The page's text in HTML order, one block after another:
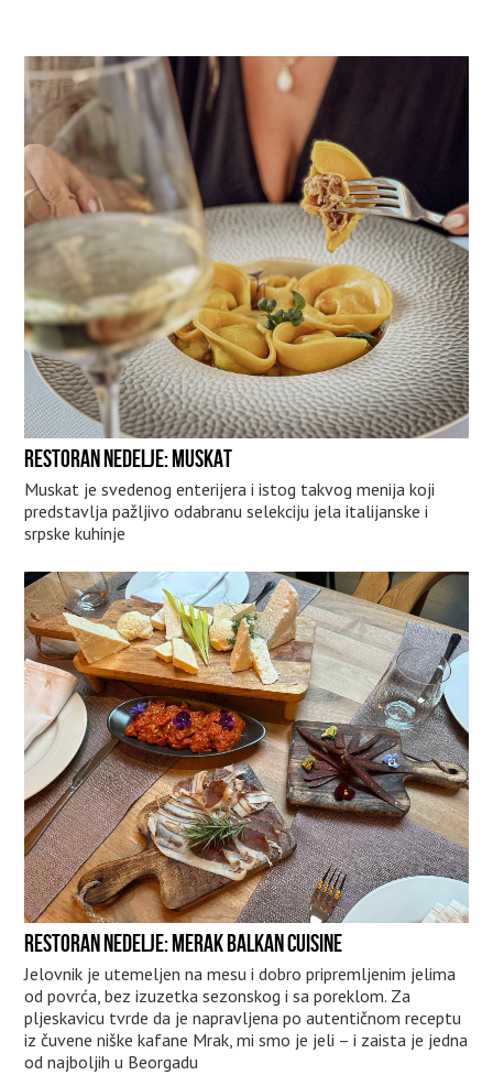
RESTORAN NEDELJE: MUSKAT
Muskat je svedenog enterijera i istog takvog menija koji
predstavlja pažljivo odabranu selekciju jela italijanske i
srpske kuhinje
RESTORAN NEDELJE: MERAK BALKAN CUISINE
Jelovnik je utemeljen na mesu i dobro pripremljenim jelima
od povrća, bez izuzetka sezonskog i sa poreklom. Za
pljeskavicu tvrde da je napravljena po autentičnom receptu
iz čuvene niške kafane Mrak, mi smo je jeli – i zaista je jedna
od najboljih u Beorgadu